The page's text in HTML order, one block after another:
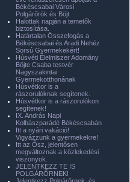
Békéscsabai Városi
Polgárőrök és Böjt
Halottak napján a temetők
biztosítása.
Határtalan Összefogás a
Békéscsabai és Aradi Nehéz
Sorsú Gyermekekért!
Húsvéti Élelmiszer Adomány
Böjte Csaba testvér
Nagyszalontai
Gyermekotthonának
Húsvétkor is a
rászorulóknak segítenek.
Húsvétkor is a rászorulókon
segítenek!
IX. András Napi
Kolbászparádé Békéscsabán
Itt a nyári vakáció!
Vigyázzunk a gyermekekre!
Itt az Ősz, jelentősen
megváltoznak a közlekedési
viszonyok.
JELENTKEZZ TE IS
POLGÁRŐRNEK!